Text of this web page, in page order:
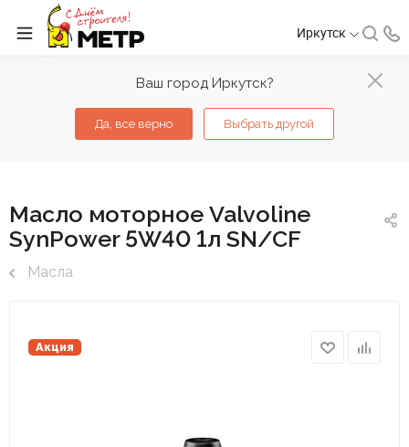
Ваш город Иркутск?
Да, все верно Выбрать другой
Иркутск
Масло моторное Valvoline
SynPower 5W40 1л SN/CF
Масла
Акция